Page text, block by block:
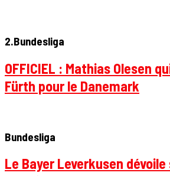
2.Bundesliga
OFFICIEL : Mathias Olesen
Fürth pour le Danemark
Bundesliga
Le Bayer Leverkusen